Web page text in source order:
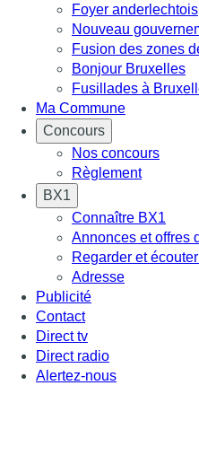
Foyer anderlechtois
Nouveau
Fusion des zones
Bonjour Bruxelles
Fusillades à
Ma Commune
Concours
Nos concours
Règlement
BX1
Connaître BX1
Annonces et offres
Regarder et
Adresse
Publicité
Contact
Direct tv
Direct radio
Alertez-nous